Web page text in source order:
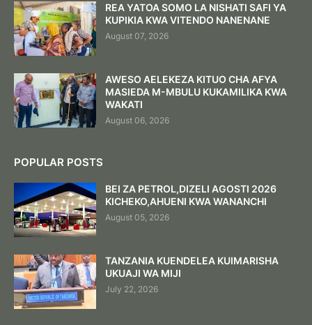
REA YATOA SOMO LA NISHATI SAFI YA
KUPIKIA KWA VITENDO NANENANE
August 07, 2026
AWESO AELEKEZA KITUO CHA AFYA
MASIEDA M-MBULU KUKAMILIKA KWA
WAKATI
August 06, 2026
POPULAR POSTS
BEI ZA PETROL,DIZELI AGOSTI 2026
KICHEKO,AHUENI KWA WANANCHI
August 05, 2026
TANZANIA KUENDELEA KUIMARISHA
UKUAJI WA MIJI
July 22, 2026